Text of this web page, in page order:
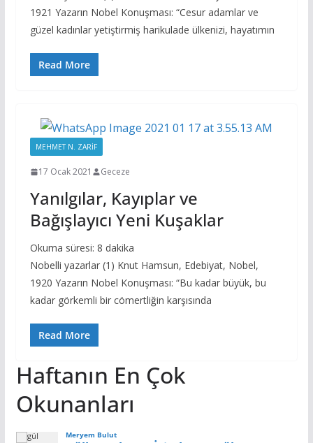
1921 Yazarın Nobel Konuşması: “Cesur adamlar ve
güzel kadınlar yetiştirmiş harikulade ülkenizi, hayatımın
Read More
MEHMET N. ZARIF
17 Ocak 2021 Geceze
Yanılgılar, Kayıplar ve
Bağışlayıcı Yeni Kuşaklar
Okuma süresi: 8 dakika
Nobelli yazarlar (1) Knut Hamsun, Edebiyat, Nobel,
1920 Yazarın Nobel Konuşması: “Bu kadar büyük, bu
kadar görkemli bir cömertliğin karşısında
Read More
Haftanın En Çok
Okunanları